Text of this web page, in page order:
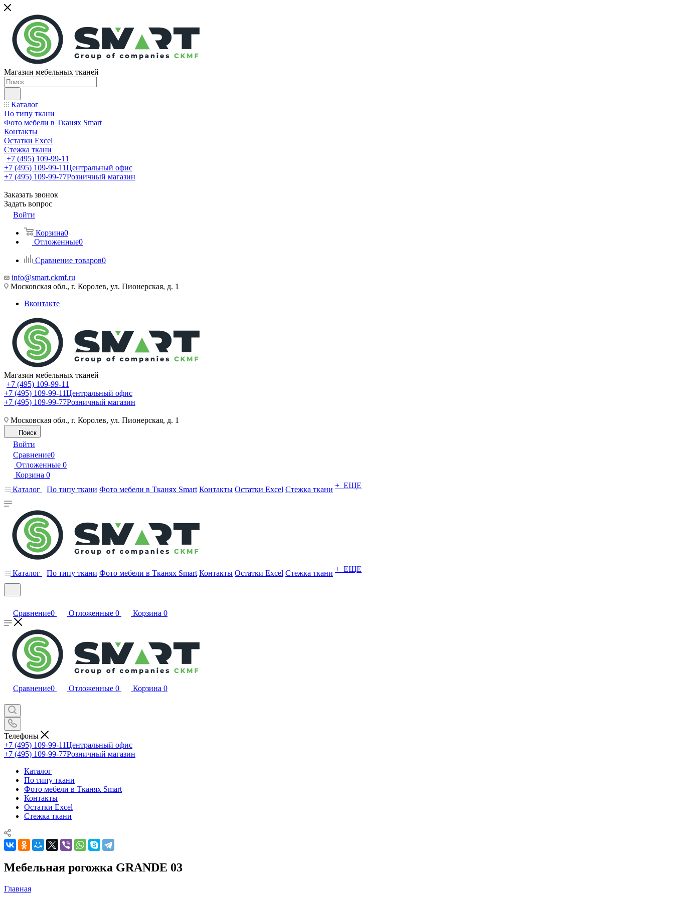
Магазин мебельных тканей
Каталог
По типу ткани
Фото мебели в Тканях Smart
Контакты
Остатки Excel
Стежка ткани
+7 (495) 109-99-11
+7 (495) 109-99-11Центральный офис
+7 (495) 109-99-77Розничный магазин
Заказать звонок
Задать вопрос
Войти
Корзина0
Отложенные0
Сравнение товаров0
info@smart.ckmf.ru
Московская обл., г. Королев, ул. Пионерская, д. 1
Вконтакте
Магазин мебельных тканей
+7 (495) 109-99-11
+7 (495) 109-99-11Центральный офис
+7 (495) 109-99-77Розничный магазин
Московская обл., г. Королев, ул. Пионерская, д. 1
Поиск
Войти
Сравнение0
Отложенные 0
Корзина 0
Каталог
По типу ткани Фото мебели в Тканях Smart Контакты Остатки Excel Стежка ткани + ЕЩЕ
Каталог По типу ткани Фото мебели в Тканях Smart Контакты Остатки Excel Стежка ткани + ЕЩЕ
Сравнение0 Отложенные 0 Корзина 0
Сравнение0 Отложенные 0 Корзина 0
Телефоны
+7 (495) 109-99-11Центральный офис
+7 (495) 109-99-77Розничный магазин
Каталог
По типу ткани
Фото мебели в Тканях Smart
Контакты
Остатки Excel
Стежка ткани
Мебельная рогожка GRANDE 03
Главная